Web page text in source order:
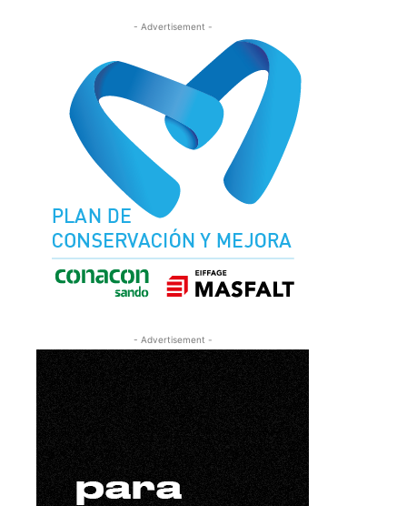
- Advertisement -
- Advertisement -